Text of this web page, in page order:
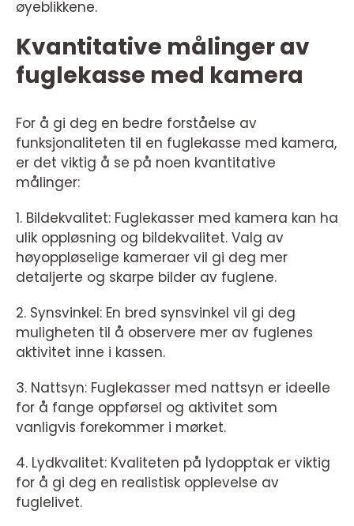
øyeblikkene.
Kvantitative målinger av
fuglekasse med kamera
For å gi deg en bedre forståelse av
funksjonaliteten til en fuglekasse med kamera,
er det viktig å se på noen kvantitative
målinger:
1. Bildekvalitet: Fuglekasser med kamera kan ha
ulik oppløsning og bildekvalitet. Valg av
høyoppløselige kameraer vil gi deg mer
detaljerte og skarpe bilder av fuglene.
2. Synsvinkel: En bred synsvinkel vil gi deg
muligheten til å observere mer av fuglenes
aktivitet inne i kassen.
3. Nattsyn: Fuglekasser med nattsyn er ideelle
for å fange oppførsel og aktivitet som
vanligvis forekommer i mørket.
4. Lydkvalitet: Kvaliteten på lydopptak er viktig
for å gi deg en realistisk opplevelse av
fuglelivet.